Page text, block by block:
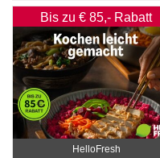
Bis zu € 85,- Rabatt
HelloFresh